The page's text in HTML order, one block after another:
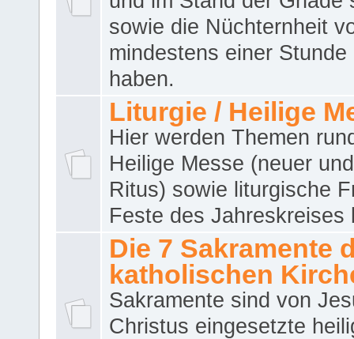
sowie die Nüchternheit
mindestens einer Stunde
haben.
Liturgie / Heilige
Hier werden Themen
Heilige Messe (neuer
Ritus) sowie liturgische
Feste des Jahreskreises
Die 7 Sakramente
katholischen
Sakramente sind von
Christus eingesetzte